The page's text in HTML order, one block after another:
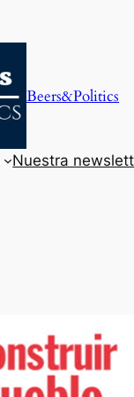
Beers&Politics
Nuestra